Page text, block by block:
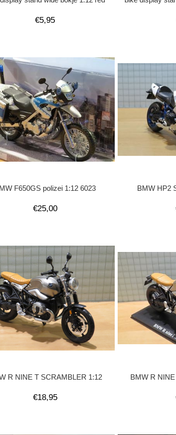
€5,95
F650GS polizei 1:12 6023
€25,00
BMW HP2
R NINE T SCRAMBLER 1:12
€18,95
BMW R